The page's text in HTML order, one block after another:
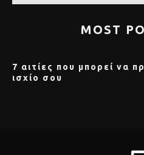
MOST
7 αιτίες που μπορεί να
ισχίο σου